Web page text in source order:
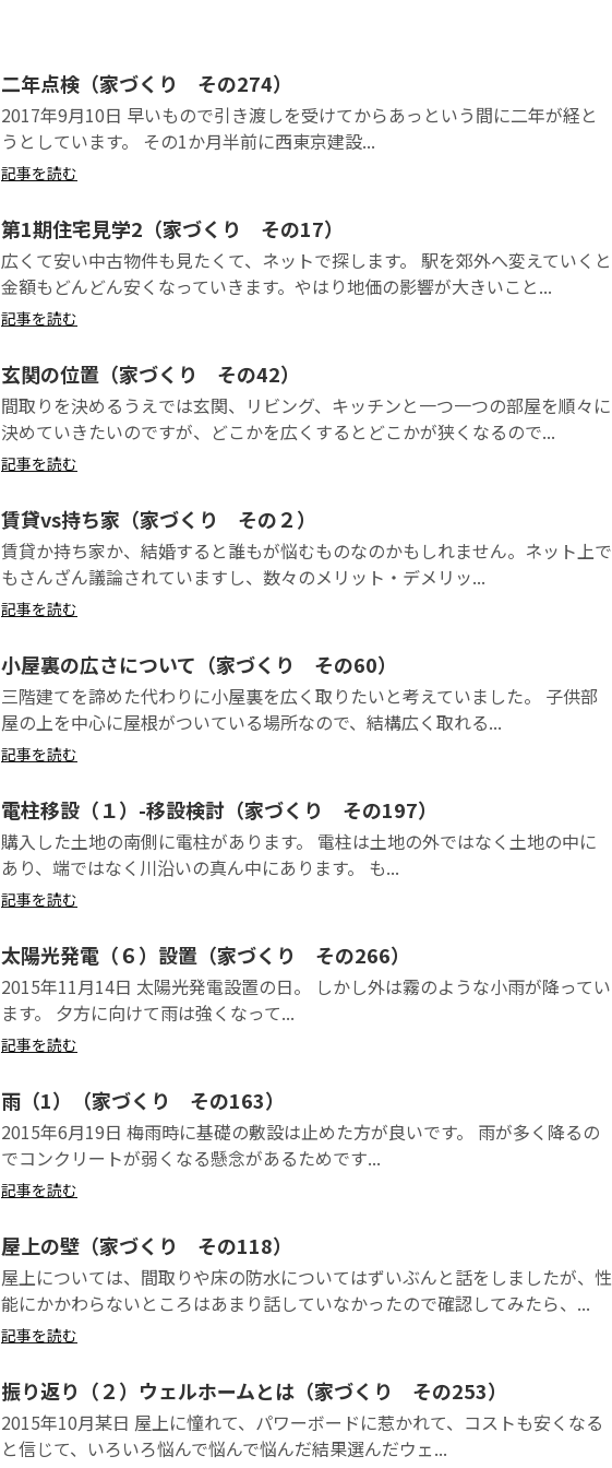
二年点検（家づくり その274）
2017年9月10日 早いもので引き渡しを受けてからあっという間に二年が経と
うとしています。 その1か月半前に西東京建設...
記事を読む
第1期住宅見学2（家づくり その17）
広くて安い中古物件も見たくて、ネットで探します。 駅を郊外へ変えていくと
金額もどんどん安くなっていきます。やはり地価の影響が大きいこと...
記事を読む
玄関の位置（家づくり その42）
間取りを決めるうえでは玄関、リビング、キッチンと一つ一つの部屋を順々に
決めていきたいのですが、どこかを広くするとどこかが狭くなるので...
記事を読む
賃貸vs持ち家（家づくり その２）
賃貸か持ち家か、結婚すると誰もが悩むものなのかもしれません。ネット上で
もさんざん議論されていますし、数々のメリット・デメリッ...
記事を読む
小屋裏の広さについて（家づくり その60）
三階建てを諦めた代わりに小屋裏を広く取りたいと考えていました。 子供部
屋の上を中心に屋根がついている場所なので、結構広く取れる...
記事を読む
電柱移設（１）-移設検討（家づくり その197）
購入した土地の南側に電柱があります。 電柱は土地の外ではなく土地の中に
あり、端ではなく川沿いの真ん中にあります。 も...
記事を読む
太陽光発電（６）設置（家づくり その266）
2015年11月14日 太陽光発電設置の日。 しかし外は霧のような小雨が降ってい
ます。 夕方に向けて雨は強くなって...
記事を読む
雨（1）（家づくり その163）
2015年6月19日 梅雨時に基礎の敷設は止めた方が良いです。 雨が多く降るの
でコンクリートが弱くなる懸念があるためです...
記事を読む
屋上の壁（家づくり その118）
屋上については、間取りや床の防水についてはずいぶんと話をしましたが、性
能にかかわらないところはあまり話していなかったので確認してみたら、...
記事を読む
振り返り（２）ウェルホームとは（家づくり その253）
2015年10月某日 屋上に憧れて、パワーボードに惹かれて、コストも安くなる
と信じて、いろいろ悩んで悩んで悩んだ結果選んだウェ...